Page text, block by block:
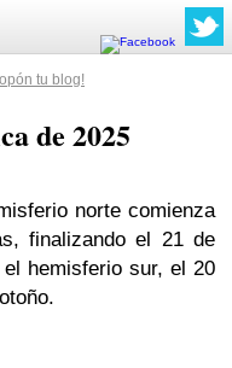
tu blog!
de 2025
norte comienza
finalizando el 21 de
hemisferio sur, el 20